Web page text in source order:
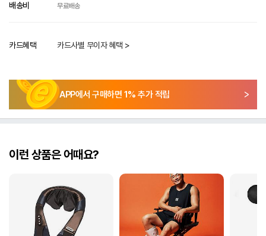
배송비
무료배송
카드혜택 카드사별 무이자 혜택 >
APP에서 구매하면 1% 추가 적립
이런 상품은 어때요?